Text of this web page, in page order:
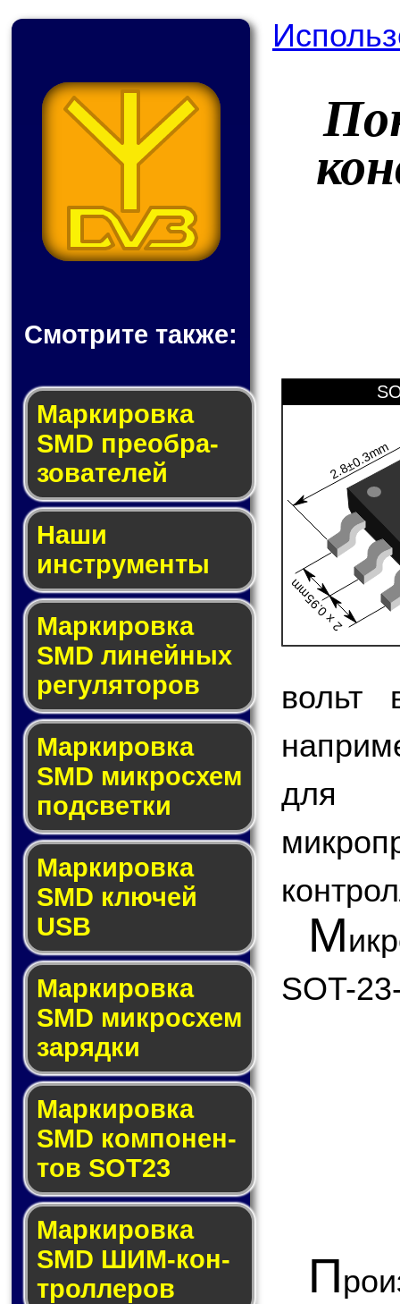
Смотрите также:
Мар­ки­ров­ка
SMD пре­об­ра­
зо­ва­те­лей
Наши
инструменты
Маркировка
SMD ли­ней­ных
ре­гу­ля­то­ров
Маркировка
SMD мик­ро­схем
под­свет­ки
Маркировка
SMD клю­чей
USB
Маркировка
SMD мик­рос­хем
за­ряд­ки
Маркировка
SMD ком­по­нен­
тов SOT23
Маркировка
SMD ШИМ-кон­
трол­ле­ров
2.8±0.3mm
2 x 0.95mm
вольт
для
М
SOT-
П